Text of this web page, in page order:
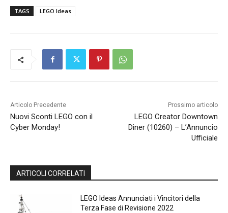
TAGS LEGO Ideas
Articolo Precedente
Nuovi Sconti LEGO con il
Cyber Monday!
Prossimo articolo
LEGO Creator Downtown
Diner (10260) – L’Annuncio
Ufficiale
ARTICOLI CORRELATI
LEGO Ideas Annunciati i Vincitori della
Terza Fase di Revisione 2022